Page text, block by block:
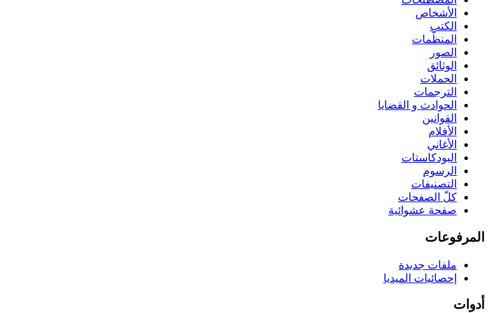
الأشخاص
الكتب
المنظّمات
الصور
الوثائق
الحملات
الترجمات
الحوادث و القضايا
القوانين
الأفلام
الأغاني
البودكاستات
الرسوم
التصنيفات
كلّ الصفحات
صفحة عشوائية
المرفوعات
ملفات جديدة
إحصائيات الميديا
أدوات